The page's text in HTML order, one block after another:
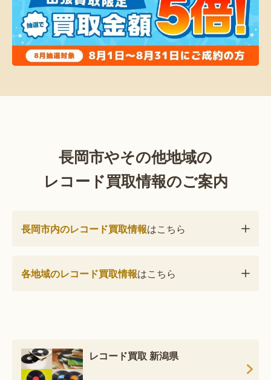
長岡市やその他地域の
レコード買取情報のご案内
長岡市内のレコード買取情報はこちら
各地域のレコード買取情報はこちら
レコード買取 新潟県